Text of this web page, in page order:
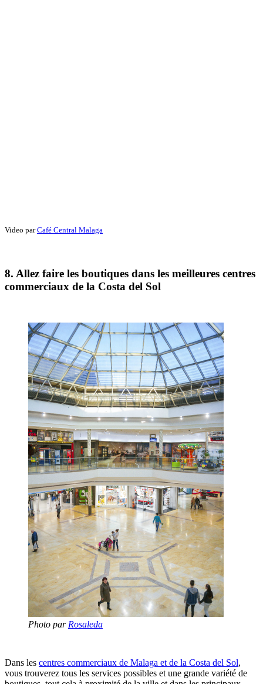
Video parCafé Central Malaga
8. Allez faire les boutiques dans les meilleures centres
commerciaux de la Costa del Sol
Photo par Rosaleda
Dans les centres commerciaux de Malaga et de la Costa del Sol,
vous trouverez tous les services possibles et une grande variété de